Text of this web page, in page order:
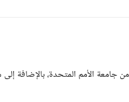
جامعة الأمم المتحدة، بالإضافة